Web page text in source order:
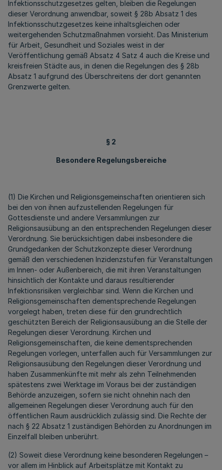
Infektionsschutzgesetzes gelten, bleiben die Regelungen
dieser Verordnung anwendbar, soweit § 28b Absatz 1 des
Infektionsschutzgesetzes keine inhaltsgleichen oder
weitergehenden Schutzmaßnahmen vorsieht. Das Ministerium
für Arbeit, Gesundheit und Soziales weist in der
Veröffentlichung gemäß Absatz 4 Satz 4 auch die Kreise und
kreisfreien Städte aus, in denen die Regelungen des § 28b
Absatz 1 aufgrund des Überschreitens der dort genannten
Grenzwerte gelten.
§ 2
Besondere Regelungsbereiche
(1) Die Kirchen und Religionsgemeinschaften orientieren sich
bei den von ihnen aufzustellenden Regelungen für
Gottesdienste und andere Versammlungen zur
Religionsausübung an den entsprechenden Regelungen dieser
Verordnung. Sie berücksichtigen dabei insbesondere die
Grundgedanken der Schutzkonzepte dieser Verordnung
gemäß den verschiedenen Inzidenzstufen für Veranstaltungen
im Innen- oder Außenbereich, die mit ihren Veranstaltungen
hinsichtlich der Kontakte und daraus resultierender
Infektionsrisiken vergleichbar sind. Wenn die Kirchen und
Religionsgemeinschaften dementsprechende Regelungen
vorgelegt haben, treten diese für den grundrechtlich
geschützten Bereich der Religionsausübung an die Stelle der
Regelungen dieser Verordnung. Kirchen und
Religionsgemeinschaften, die keine dementsprechenden
Regelungen vorlegen, unterfallen auch für Versammlungen zur
Religionsausübung den Regelungen dieser Verordnung und
haben Zusammenkünfte mit mehr als zehn Teilnehmenden
spätestens zwei Werktage im Voraus bei der zuständigen
Behörde anzuzeigen, sofern sie nicht ohnehin nach den
allgemeinen Regelungen dieser Verordnung auch für den
öffentlichen Raum ausdrücklich zulässig sind. Die Rechte der
nach § 22 Absatz 1 zuständigen Behörden zu Anordnungen im
Einzelfall bleiben unberührt.
(2) Soweit diese Verordnung keine besonderen Regelungen –
vor allem im Hinblick auf Arbeitsplätze mit Kontakt zu